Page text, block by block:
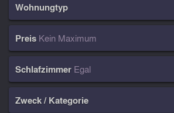
Wohnungtyp
Preis Kein Maximum
Schlafzimmer Egal
Zweck / Kategorie